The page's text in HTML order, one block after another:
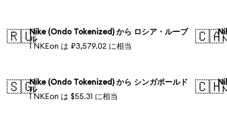
🇷🇺Nike (Ondo Tokenized) から ロシア・ルーブ
ル
1 NKEon は ₽3,579.02 に相当
🇨🇦
1
🇸🇬Nike (Ondo Tokenized) から シンガポールド
ル
1 NKEon は $55.31 に相当
🇨🇭
1